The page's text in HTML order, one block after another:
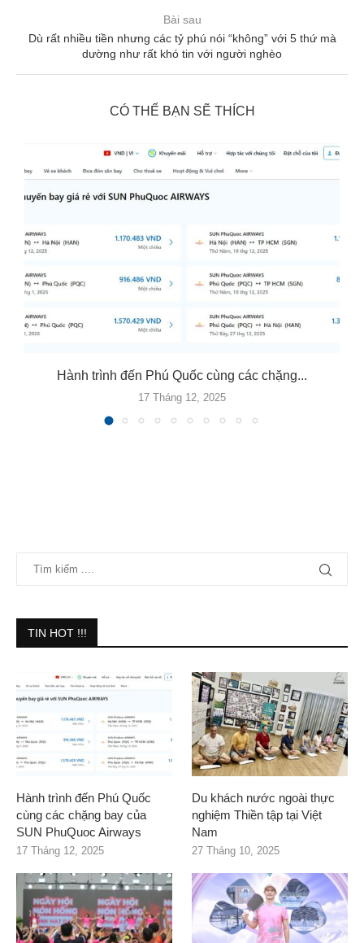
Bài sau
Dù rất nhiều tiền nhưng các tỷ phú nói “không” với 5 thứ mà
dường như rất khó tin với người nghèo
CÓ THỂ BẠN SẼ THÍCH
Hành trình đến Phú Quốc cùng các chặng...
17 Tháng 12, 2025
TIN HOT !!!
Hành trình đến Phú Quốc
cùng các chặng bay của
SUN PhuQuoc Airways
17 Tháng 12, 2025
Du khách nước ngoài thực
nghiệm Thiền tập tại Việt
Nam
27 Tháng 10, 2025